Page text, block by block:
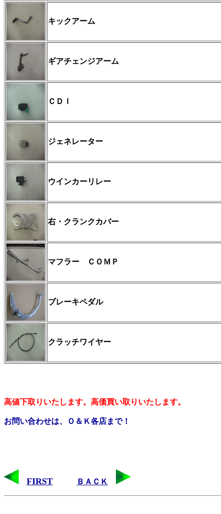
キックアーム
ギアチェンジアーム
ＣＤＩ
ジェネレーター
ウインカーリレー
右・クランクカバー
マフラー ＣＯＭＰ
ブレーキペダル
クラッチワイヤー
高値下取りいたします。高価買い取りいたします。
お問い合わせは、Ｏ＆Ｋ各店まで！
FIRST ＢＡＣＫ